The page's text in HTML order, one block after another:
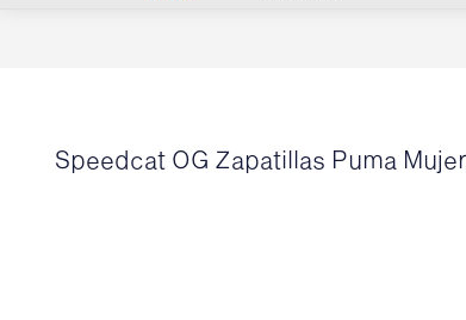
Speedcat OG Zapatillas Puma